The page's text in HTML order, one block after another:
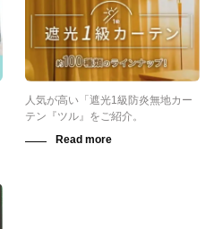
人気が高い「遮光1級防炎無地カー
テン『ツル』をご紹介。